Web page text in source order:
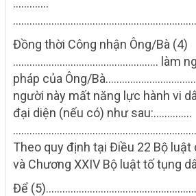
………….
Đồng thời Công nhận Ông/Bà (4)
…………………………………………….. làm
pháp của Ông/
người này mất năng lực hành vi
đại diện (nếu có) như sau:…………..
Theo quy định tại Điều 22 Bộ luật
và Chương XXIV Bộ luật tố tụng
Để